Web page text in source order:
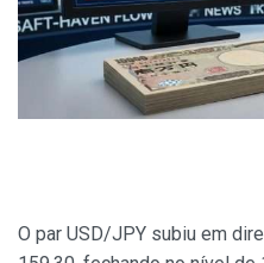
O par USD/JPY subiu em